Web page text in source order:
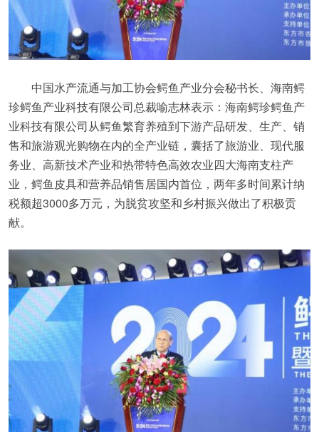
中国水产流通与加工协会鳄鱼产业分会秘书长、海南鳄
珍鳄鱼产业科技有限公司总裁喻志林表示：海南鳄珍鳄鱼产
业科技有限公司从鳄鱼繁育养殖到下游产品研发、生产、销
售和旅游观光购物在内的全产业链，囊括了旅游业、现代服
务业、高新技术产业和热带特色高效农业四大海南支柱产
业，鳄鱼皮具和营养品销售居国内首位，两年多时间累计纳
税额超3000多万元，为脱贫攻坚和乡村振兴做出了积极贡
献。